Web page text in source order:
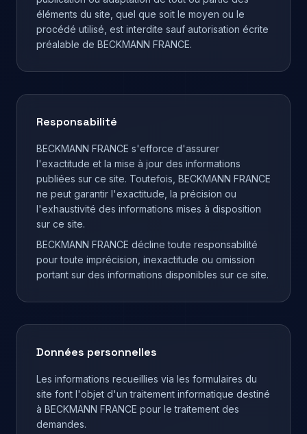
éléments du site, quel que soit le moyen ou le
procédé utilisé, est interdite sauf autorisation écrite
préalable de BECKMANN FRANCE.
Responsabilité
BECKMANN FRANCE s'efforce d'assurer
l'exactitude et la mise à jour des informations
publiées sur ce site. Toutefois, BECKMANN FRANCE
ne peut garantir l'exactitude, la précision ou
l'exhaustivité des informations mises à disposition
sur ce site.
BECKMANN FRANCE décline toute responsabilité
pour toute imprécision, inexactitude ou omission
portant sur des informations disponibles sur ce site.
Données personnelles
Les informations recueillies via les formulaires du
site font l'objet d'un traitement informatique destiné
à BECKMANN FRANCE pour le traitement des
demandes.